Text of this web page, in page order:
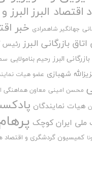
اقتصاد البرز
جهانگیر شاهمرادی خبر
بازرگانی البرز رئیس
البرز رحیم بنامولایی
شهبازی عضو هیات
محسن امینی معاون هماهنگی
هیات نمایندگان
ملی ایران کوچک
کمیسیون گردشگری و اقتصاد